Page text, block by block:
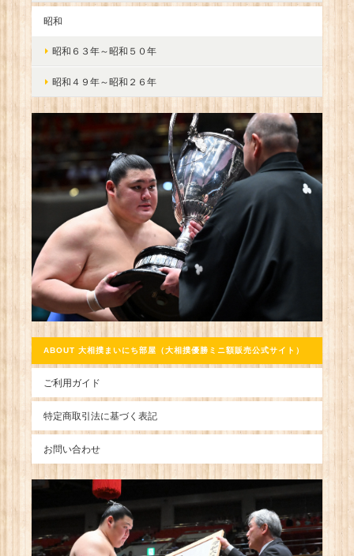
昭和
昭和６３年～昭和５０年
昭和４９年～昭和２６年
ABOUT 大相撲まいにち部屋（大相撲優勝ミニ額販売公式サイト）
ご利用ガイド
特定商取引法に基づく表記
お問い合わせ